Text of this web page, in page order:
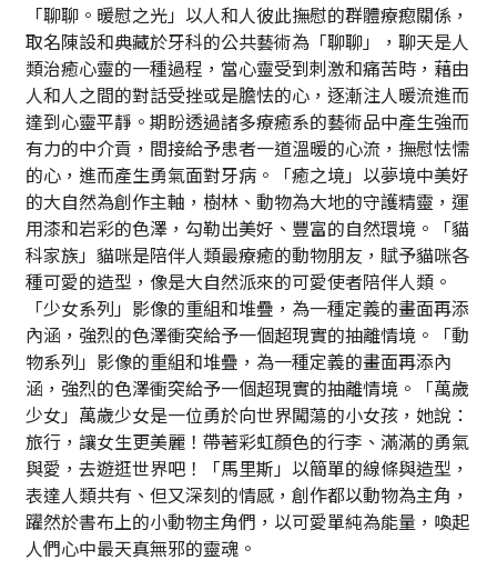
「聊聊。暖慰之光」以人和人彼此撫慰的群體療瘛關係，
取名陳設和典藏於牙科的公共藝術為「聊聊」，聊天是人
類治癒心靈的一種過程，當心靈受到刺激和痛苦時，藉由
人和人之間的對話受挫或是膽怯的心，逐漸注人暖流進而
達到心靈平靜。期盼透過諸多療癒系的藝術品中產生強而
有力的中介貢，間接給予患者一道溫暖的心流，撫慰怯懦
的心，進而產生勇氣面對牙病。「癒之境」以夢境中美好
的大自然為創作主軸，樹林、動物為大地的守護精靈，運
用漆和岩彩的色澤，勾勒出美好、豐富的自然環境。「貓
科家族」貓咪是陪伴人類最療癒的動物朋友，賦予貓咪各
種可愛的造型，像是大自然派來的可愛使者陪伴人類。
「少女系列」影像的重組和堆疊，為一種定義的畫面再添
內涵，強烈的色澤衝突給予一個超現實的抽離情境。「動
物系列」影像的重組和堆疊，為一種定義的畫面再添內
涵，強烈的色澤衝突給予一個超現實的抽離情境。「萬歲
少女」萬歲少女是一位勇於向世界闖蕩的小女孩，她說：
旅行，讓女生更美麗！帶著彩虹顏色的行李、滿滿的勇氣
與愛，去遊逛世界吧！「馬里斯」以簡單的線條與造型，
表達人類共有、但又深刻的情感，創作都以動物為主角，
躍然於書布上的小動物主角們，以可愛單純為能量，喚起
人們心中最天真無邪的靈魂。